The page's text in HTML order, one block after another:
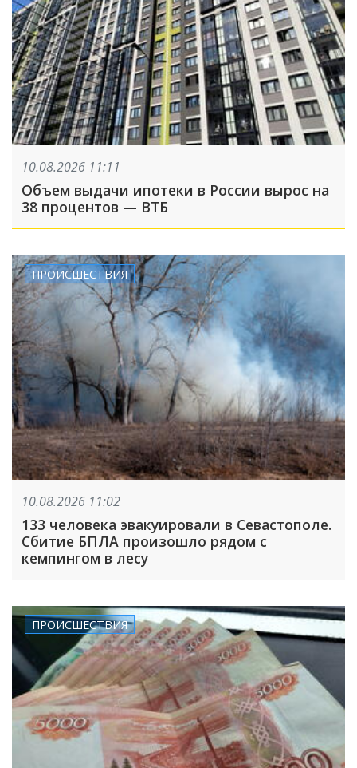
10.08.2026 11:11
Объем выдачи ипотеки в России вырос на
38 процентов — ВТБ
ПРОИСШЕСТВИЯ
10.08.2026 11:02
133 человека эвакуировали в Севастополе.
Сбитие БПЛА произошло рядом с
кемпингом в лесу
ПРОИСШЕСТВИЯ